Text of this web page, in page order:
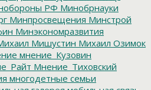
РФ Минобрнауки
Минпросвещения Минстрой
Минэкономразвития
Мишустин Михаил Озимок
мнение_Кузовин
Мнение_Тиховский
многодетные семьи